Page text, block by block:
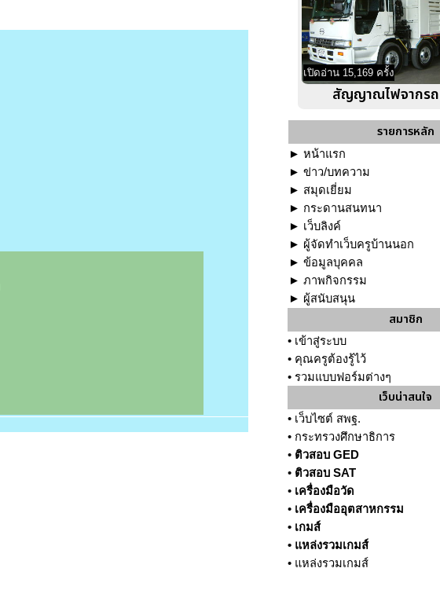
เปิดอ่าน 15,169 ครั้ง
สัญญาณไฟจากร
รายการหลัก
► หน้าแรก
► ข่าว/บทความ
► สมุดเยี่ยม
► กระดานสนทนา
► เว็บลิงค์
► ผู้จัดทำเว็บครูบ้านนอก
► ข้อมูลบุคคล
► ภาพกิจกรรม
► ผู้สนับสนุน
สมาชิก
• เข้าสู่ระบบ
• คุณครูต้องรู้ไว้
• รวมแบบฟอร์มต่างๆ
เว็บน่าสนใจ
• เว็บไซต์ สพฐ.
• กระทรวงศึกษาธิการ
• ติวสอบ GED
• ติวสอบ SAT
• เครื่องมือวัด
• เครื่องมืออุตสาหกรรม
• เกมส์
• แหล่งรวมเกมส์
• แหล่งรวมเกมส์